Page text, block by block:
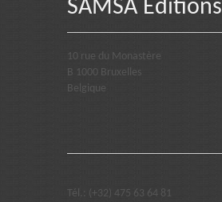
SAMSA Editions
10 rue du Monastère
B 1000 Bruxelles
Belgique
Tél.: (+32) 475 63 64 81